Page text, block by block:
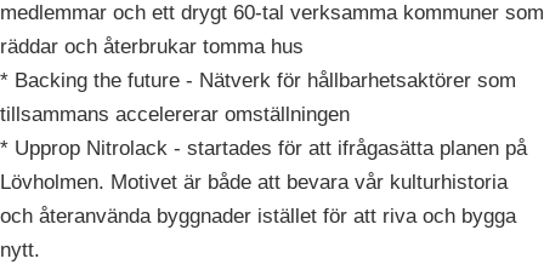
medlemmar och ett drygt 60-tal verksamma kommuner som
räddar och återbrukar tomma hus
* Backing the future - Nätverk för hållbarhetsaktörer som
tillsammans accelererar omställningen
* Upprop Nitrolack - startades för att ifrågasätta planen på
Lövholmen. Motivet är både att bevara vår kulturhistoria
och återanvända byggnader istället för att riva och bygga
nytt.